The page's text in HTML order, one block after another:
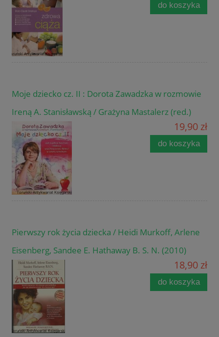
do koszyka
Moje dziecko cz. II : Dorota Zawadzka w rozmowie
Ireną A. Stanisławską / Grażyna Mastalerz (red.)
19,90 zł
do koszyka
Pierwszy rok życia dziecka / Heidi Murkoff, Arlene
Eisenberg, Sandee E. Hathaway B. S. N. (2010)
18,90 zł
do koszyka